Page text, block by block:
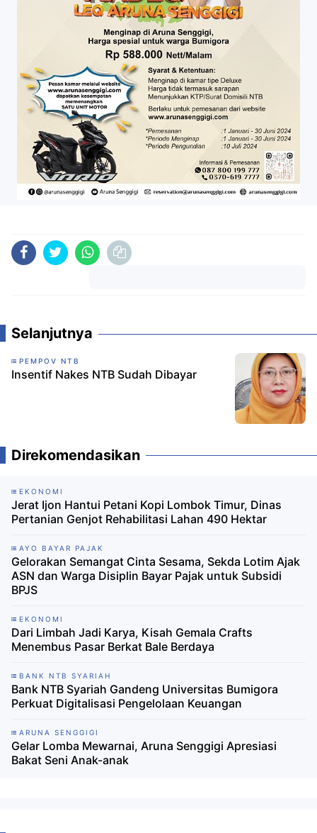
Selanjutnya
PEMPOV NTB
Insentif Nakes NTB Sudah Dibayar
Direkomendasikan
EKONOMI
Jerat Ijon Hantui Petani Kopi Lombok Timur, Dinas
Pertanian Genjot Rehabilitasi Lahan 490 Hektar
AYO BAYAR PAJAK
Gelorakan Semangat Cinta Sesama, Sekda Lotim Ajak
ASN dan Warga Disiplin Bayar Pajak untuk Subsidi
BPJS
EKONOMI
‎Dari Limbah Jadi Karya, Kisah Gemala Crafts
Menembus Pasar Berkat Bale Berdaya ‎
BANK NTB SYARIAH
Bank NTB Syariah Gandeng Universitas Bumigora
Perkuat Digitalisasi Pengelolaan Keuangan
ARUNA SENGGIGI
Gelar Lomba Mewarnai, Aruna Senggigi Apresiasi
Bakat Seni Anak-anak